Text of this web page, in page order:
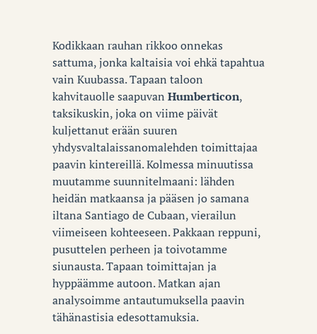
Kodikkaan rauhan rikkoo onnekas
sattuma, jonka kaltaisia voi ehkä tapahtua
vain Kuubassa. Tapaan taloon
kahvitauolle saapuvan Humberticon,
taksikuskin, joka on viime päivät
kuljettanut erään suuren
yhdysvaltalaissanomalehden toimittajaa
paavin kintereillä. Kolmessa minuutissa
muutamme suunnitelmaani: lähden
heidän matkaansa ja pääsen jo samana
iltana Santiago de Cubaan, vierailun
viimeiseen kohteeseen. Pakkaan reppuni,
pusuttelen perheen ja toivotamme
siunausta. Tapaan toimittajan ja
hyppäämme autoon. Matkan ajan
analysoimme antautumuksella paavin
tähänastisia edesottamuksia.